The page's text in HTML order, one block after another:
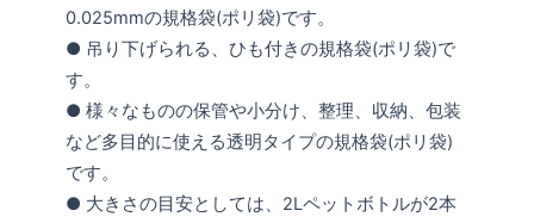
0.025mmの規格袋(ポリ袋)です。
● 吊り下げられる、ひも付きの規格袋(ポリ袋)で
す。
● 様々なものの保管や小分け、整理、収納、包装
など多目的に使える透明タイプの規格袋(ポリ袋)
です。
● 大きさの目安としては、2Lペットボトルが2本